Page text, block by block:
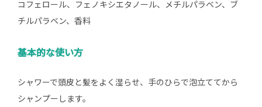
コフェロール、フェノキシエタノール、メチルパラベン、ブ
チルパラベン、香料
基本的な使い方
シャワーで頭皮と髪をよく湿らせ、手のひらで泡立ててから
シャンプーします。